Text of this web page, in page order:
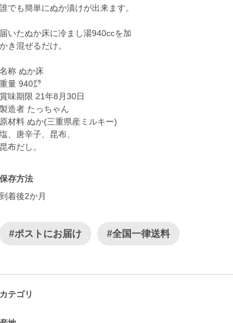
誰でも簡単にぬか漬けが出来ます。
届いたぬか床に冷まし湯940ccを加
かき混ぜるだけ。
名称 ぬか床
重量 940㌘
賞味期限 21年8月30日
製造者 たっちゃん
原材料 ぬか(三重県産ミルキー)
塩、唐辛子、昆布、
保存方法
到着後2か月
#ポストにお届け #全国一律送料
カテゴリ